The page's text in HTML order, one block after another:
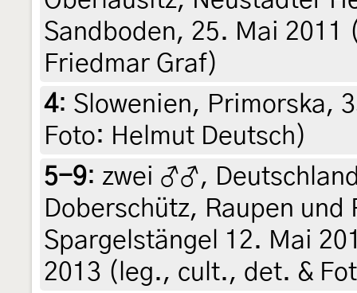
Sandboden, 25. Mai
Friedmar Graf)
4: Slowenien, Primorska,
Foto: Helmut Deutsch)
5-9: zwei ♂♂,
Doberschütz, Raupen
Spargelstängel 12. Mai
2013 (leg., cult., det. &